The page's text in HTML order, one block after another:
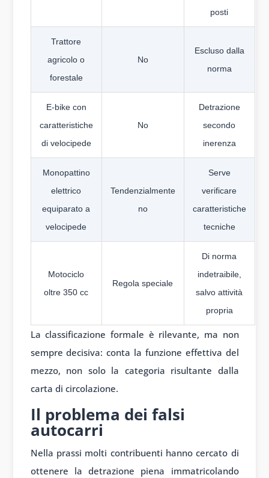
posti
Trattore
agricolo o
forestale
No
Escluso dalla
norma
E-bike con
caratteristiche
di velocipede
No
Detrazione
secondo
inerenza
Monopattino
elettrico
equiparato a
velocipede
Tendenzialmente
no
Serve
verificare
caratteristiche
tecniche
Motociclo
oltre 350 cc
Regola speciale
Di norma
indetraibile,
salvo attività
propria
La classificazione formale è rilevante, ma non
sempre decisiva: conta la funzione effettiva del
mezzo, non solo la categoria risultante dalla
carta di circolazione.
Il problema dei falsi
autocarri
Nella prassi molti contribuenti hanno cercato di
ottenere la detrazione piena immatricolando